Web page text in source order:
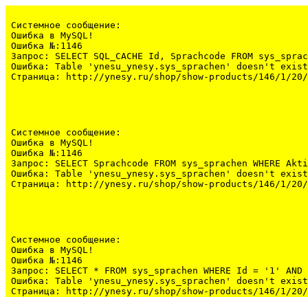
Системное сообщение:
Ошибка в MySQL!
Ошибка №:1146
Запрос: SELECT SQL_CACHE Id, Sprachcode FROM
Ошибка: Table 'ynesu_ynesy.sys_sprachen' doesn't exist
Страница: http://ynesy.ru/shop/show-products/146/1/
Системное сообщение:
Ошибка в MySQL!
Ошибка №:1146
Запрос: SELECT Sprachcode FROM sys_sprachen WHERE
Ошибка: Table 'ynesu_ynesy.sys_sprachen' doesn't exist
Страница: http://ynesy.ru/shop/show-products/146/1/
Системное сообщение:
Ошибка в MySQL!
Ошибка №:1146
Запрос: SELECT * FROM sys_sprachen WHERE Id =
Ошибка: Table 'ynesu_ynesy.sys_sprachen' doesn't exist
Страница: http://ynesy.ru/shop/show-products/146/1/